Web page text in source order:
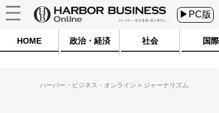
▶PC版
HOME 政治・経済 社会 国際
ハーバー・ビジネス・オンライン ジャーナリズム